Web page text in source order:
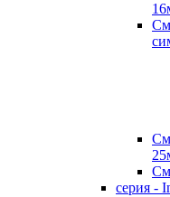
серия -